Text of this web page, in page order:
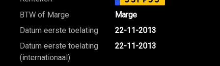
BTW of Marge
Marge
Datum eerste toelating
22-11-2013
Datum eerste toelating
(internationaal)
22-11-2013